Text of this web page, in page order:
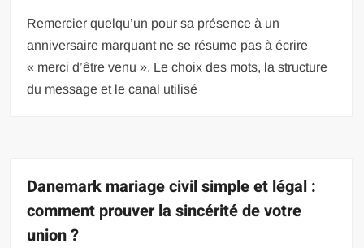
Remercier quelqu’un pour sa présence à un
anniversaire marquant ne se résume pas à écrire
« merci d’être venu ». Le choix des mots, la structure
du message et le canal utilisé
Danemark mariage civil simple et légal :
comment prouver la sincérité de votre
union ?